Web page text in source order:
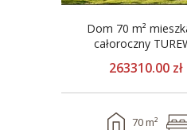
Dom 70 m²
całoroczny
263310.00 zł
70 m²